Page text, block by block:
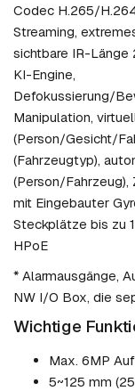
Codec H.265/
Streaming,
sichtbare IR-Länge
KI-Engine,
Defokussierung/
Manipulation,
(Person/Gesicht/
(Fahrzeugtyp),
(Person/
mit Eingebauter
Steckplätze bis zu
HPoE
* Alarmausgänge,
NW I/O Box, die
Wichtige
Max. 6MP
5~125 mm